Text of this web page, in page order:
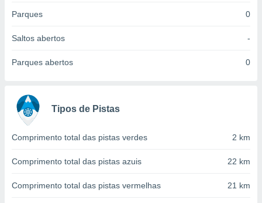
dados
estudos
de
Parques 0
Saltos abertos -
Parques abertos 0
Tipos de Pistas
Comprimento total das pistas verdes 2 km
Comprimento total das pistas azuis 22 km
Comprimento total das pistas vermelhas 21 km